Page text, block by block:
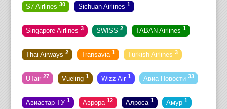
S7 Airlines 30 Sichuan Airlines 1
Singapore Airlines 3 SWISS 2 TABAN Airlines 1
Thai Airways 2 Transavia 1 Turkish Airlines 3
UTair 27 Vueling 1 Wizz Air 1 Авиа Новости 33
Авиастар-ТУ 1 Аврора 12 Алроса 1 Амур 1